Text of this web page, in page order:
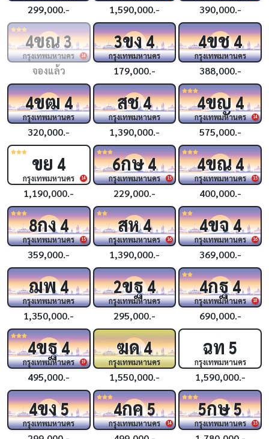
299,000.- 1,590,000.- 390,000.-
14
4ขณ3
กรุงเทพมหานคร
จองแล้ว
3ขง4
กรุงเทพมหานคร
179,000.-
4ขช4
กรุงเทพมหานคร
388,000.-
4ขฒ4
กรุงเทพมหานคร
320,000.-
สช4
กรุงเทพมหานคร
1,390,000.-
14
4ขญ4
กรุงเทพมหานคร
575,000.-
14
ขย 4
กรุงเทพมหานคร
1,190,000.-
15
6กษ4
กรุงเทพมหานคร
229,000.-
15
4ขณ4
กรุงเทพมหานคร
400,000.-
15
8กง4
กรุงเทพมหานคร
359,000.-
16
สห4
กรุงเทพมหานคร
1,390,000.-
16
4ขจ4
กรุงเทพมหานคร
369,000.-
ฌพ4
กรุงเทพมหานคร
1,350,000.-
2ขฐ4
กรุงเทพมหานคร
295,000.-
18
4กฐ4
กรุงเทพมหานคร
690,000.-
19
4ขฐ4
กรุงเทพมหานคร
495,000.-
ฆด4
กรุงเทพมหานคร
1,550,000.-
ฉท 5
กรุงเทพมหานคร
1,590,000.-
4ขง5
กรุงเทพมหานคร 14
4กค5
กรุงเทพมหานคร 15
5กษ5
กรุงเทพมหานคร